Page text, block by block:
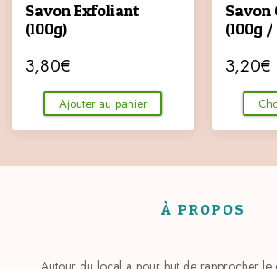
Savon Exfoliant
(100g)
3,80€
Ajouter au panier
Savon
(100g
3,20€
À PROPOS